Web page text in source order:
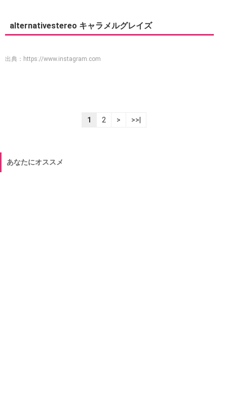
alternativestereo キャラメルグレイズ
出典： https://www.instagram.com
1 2 > >>|
あなたにオススメ